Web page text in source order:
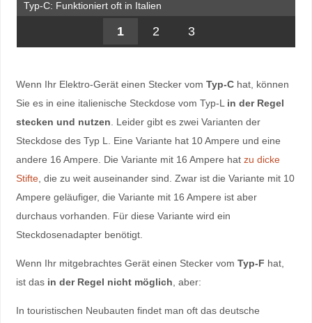
Typ-C: Funktioniert oft in Italien
1 2 3
Wenn Ihr Elektro-Gerät einen Stecker vom Typ-Chat, können
Sie es in eine italienische Steckdose vom Typ-L in der Regel
stecken und nutzen . Leider gibt es zwei Varianten der
Steckdose des Typ L. Eine Variante hat 10 Ampere und eine
andere 16 Ampere. Die Variante mit 16 Ampere hat zu dicke
Stifte, die zu weit auseinander sind. Zwar ist die Variante mit 10
Ampere geläufiger, die Variante mit 16 Ampere ist aber
durchaus vorhanden. Für diese Variante wird ein
Steckdosenadapter benötigt.
Wenn Ihr mitgebrachtes Gerät einen Stecker vom Typ-F hat,
ist das in der Regel nicht möglich , aber:
In touristischen Neubauten findet man oft das deutsche